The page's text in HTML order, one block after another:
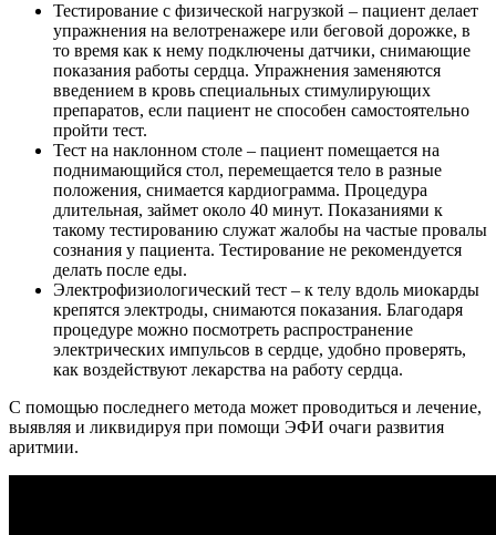
Тестирование с физической нагрузкой – пациент делает
упражнения на велотренажере или беговой дорожке, в
то время как к нему подключены датчики, снимающие
показания работы сердца. Упражнения заменяются
введением в кровь специальных стимулирующих
препаратов, если пациент не способен самостоятельно
пройти тест.
Тест на наклонном столе – пациент помещается на
поднимающийся стол, перемещается тело в разные
положения, снимается кардиограмма. Процедура
длительная, займет около 40 минут. Показаниями к
такому тестированию служат жалобы на частые провалы
сознания у пациента. Тестирование не рекомендуется
делать после еды.
Электрофизиологический тест – к телу вдоль миокарды
крепятся электроды, снимаются показания. Благодаря
процедуре можно посмотреть распространение
электрических импульсов в сердце, удобно проверять,
как воздействуют лекарства на работу сердца.
С помощью последнего метода может проводиться и лечение,
выявляя и ликвидируя при помощи ЭФИ очаги развития
аритмии.